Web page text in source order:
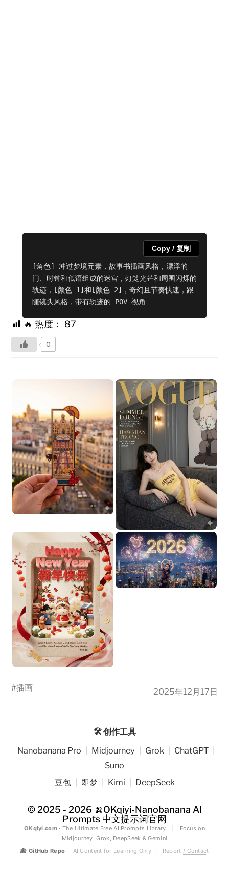
[角色] 冲过梦境元素，故事书插画风格，漂浮的
门、时钟和低语组成的迷宫，灯笼光芒和周围闪烁的
轨迹，[颜色 1]和[颜色 2]，奇幻且节奏快速，跟
随镜头风格，带有轨迹的 POV 视角
Copy / 复制
🔥 热度： 87
0
#插画 2025年12月17日
🛠️ 创作工具
Nanobanana Pro
Midjourney Grok ChatGPT
Suno
豆包
即梦 Kimi DeepSeek
© 2025 - 2026 🍌OKqiyi-Nanobanana AI
Prompts 中文提示词官网
OKqiyi.com· The Ultimate Free AI Prompts Library
Focus on
Midjourney, Grok, DeepSeek & Gemini
🐙 GitHub Repo AI Content for Learning Only · Report / Contact